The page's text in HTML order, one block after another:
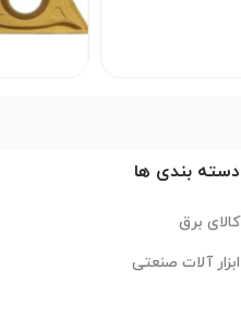
دسته بندی ها
کالای برق
ابزار آلات صنعتی